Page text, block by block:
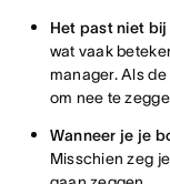
Het past niet
wat vaak
manager. Als
om nee te
Wanneer je je
Misschien zeg